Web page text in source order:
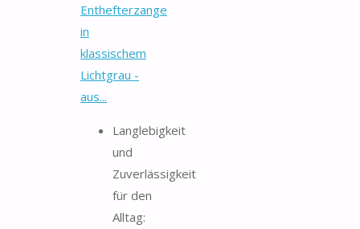
Enthefterzange
in
klassischem
Lichtgrau -
aus...
Langlebigkeit
und
Zuverlässigkeit
für den
Alltag: